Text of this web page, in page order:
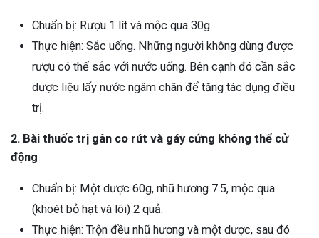
Chuẩn bị: Rượu 1 lít và mộc qua 30g.
Thực hiện: Sắc uống. Những người không dùng được
rượu có thể sắc với nước uống. Bên cạnh đó cần sắc
dược liệu lấy nước ngâm chân để tăng tác dụng điều
trị.
2. Bài thuốc trị gân co rút và gáy cứng không thể cử
động
Chuẩn bị: Một dược 60g, nhũ hương 7.5, mộc qua
(khoét bỏ hạt và lõi) 2 quả.
Thực hiện: Trộn đều nhũ hương và một dược, sau đó